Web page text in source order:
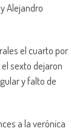
Alejandro
el cuarto por
sexto dejaron
y falto de
a la verónica